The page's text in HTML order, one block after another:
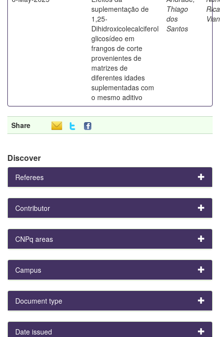
suplementação de
1,25-
Dihidroxicolecalciferol
glicosídeo em
frangos de corte
provenientes de
matrizes de
diferentes idades
suplementadas com
o mesmo aditivo
Thiago
dos
Santos
Share
Discover
Referees
Contributor
CNPq areas
Campus
Document type
Date issued